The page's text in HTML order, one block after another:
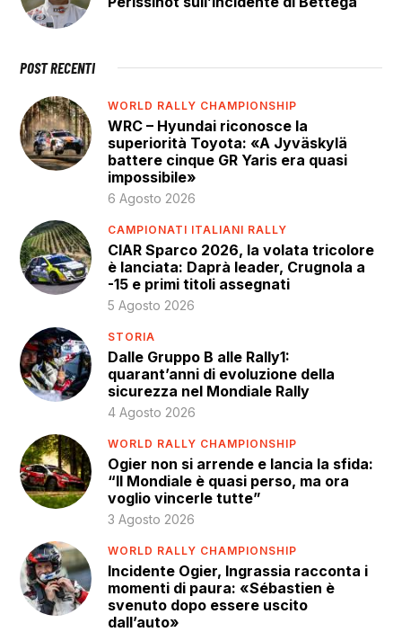
POST RECENTI
WORLD RALLY CHAMPIONSHIP
WRC – Hyundai riconosce la
superiorità Toyota: «A Jyväskylä
battere cinque GR Yaris era quasi
impossibile»
6 Agosto 2026
CAMPIONATI ITALIANI RALLY
CIAR Sparco 2026, la volata tricolore
è lanciata: Daprà leader, Crugnola a
-15 e primi titoli assegnati
5 Agosto 2026
STORIA
Dalle Gruppo B alle Rally1:
quarant’anni di evoluzione della
sicurezza nel Mondiale Rally
4 Agosto 2026
WORLD RALLY CHAMPIONSHIP
Ogier non si arrende e lancia la sfida:
“Il Mondiale è quasi perso, ma ora
voglio vincerle tutte”
3 Agosto 2026
WORLD RALLY CHAMPIONSHIP
Incidente Ogier, Ingrassia racconta i
momenti di paura: «Sébastien è
svenuto dopo essere uscito
dall’auto»